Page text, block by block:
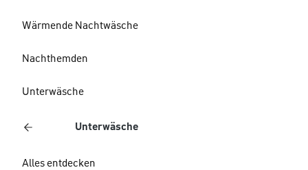
Wärmende Nachtwäsche
Nachthemden
Unterwäsche
Unterwäsche
Alles entdecken